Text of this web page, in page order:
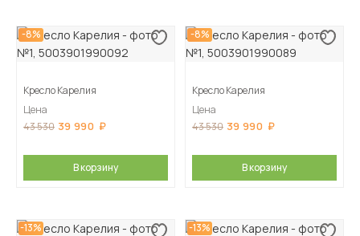
-8%
Кресло Карелия
Цена
43 530 39 990
В корзину
-8%
Кресло Карелия
Цена
43 530 39 990
В корзину
-13% -13%